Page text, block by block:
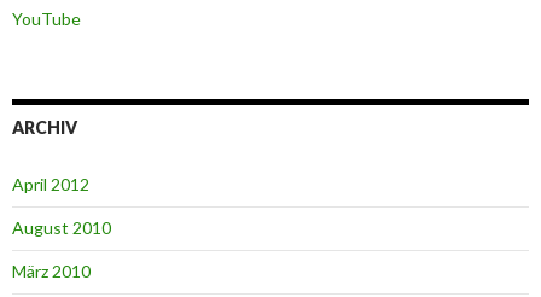
YouTube
ARCHIV
April 2012
August 2010
März 2010